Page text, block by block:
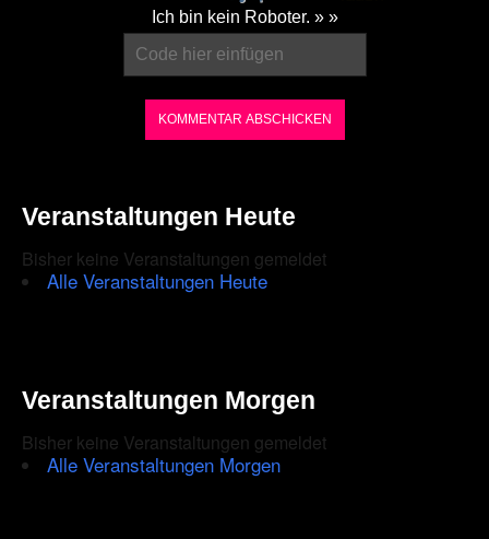
the
to
are
human.
Ich bin kein Roboter. » »
Veranstaltungen Heute
Bisher keine Veranstaltungen gemeldet
Alle Veranstaltungen Heute
Veranstaltungen Morgen
Bisher keine Veranstaltungen gemeldet
Alle Veranstaltungen Morgen